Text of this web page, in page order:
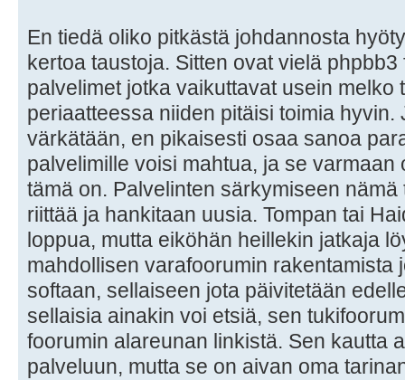
En tiedä oliko pitkästä johdannosta
kertoa taustoja. Sitten ovat vielä
palvelimet jotka vaikuttavat usein melko
periaatteessa niiden pitäisi toimia hyvin.
värkätään, en pikaisesti osaa sanoa
palvelimille voisi mahtua, ja se
tämä on. Palvelinten särkymiseen
riittää ja hankitaan uusia. Tompan tai
loppua, mutta eiköhän heillekin jatkaja
mahdollisen varafoorumin rakentamista
softaan, sellaiseen jota päivitetään
sellaisia ainakin voi etsiä, sen
foorumin alareunan linkistä. Sen kautta
palveluun, mutta se on aivan oma